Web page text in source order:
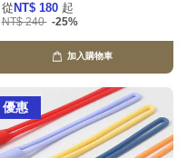
從 NT$ 180 起
NT$ 240 -25%
加入購物車
優惠